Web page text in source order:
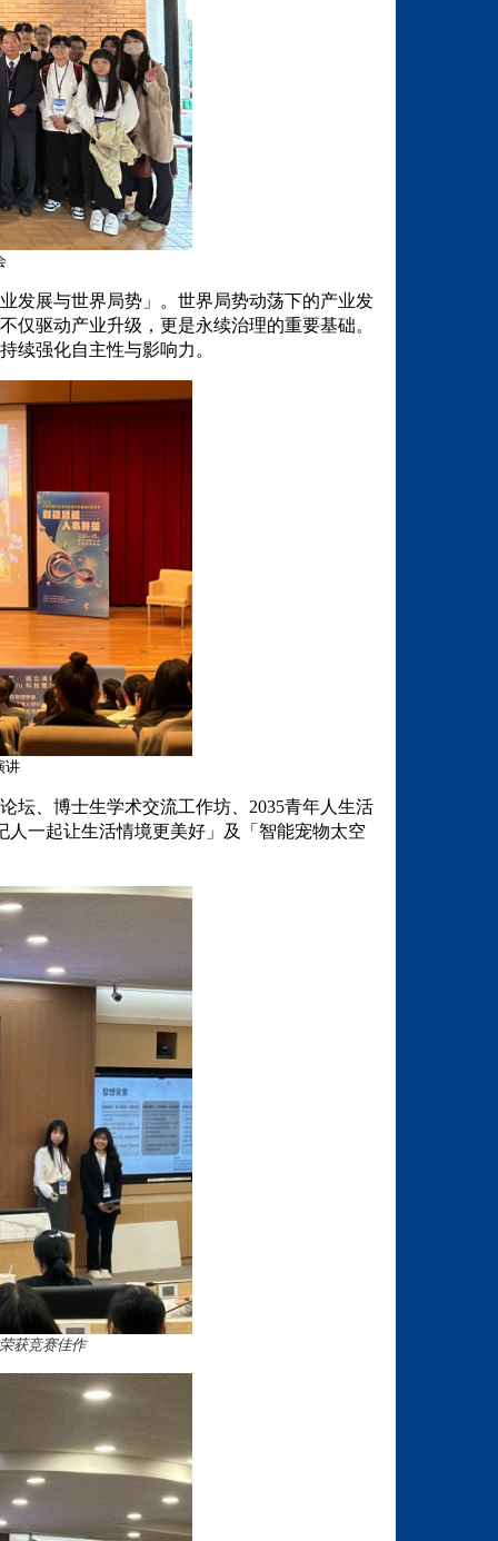
发展与世界局势」。世界局势动荡下的产业发
仅驱动产业升级，更是永续治理的重要基础。
续强化自主性与影响力。
讲
坛、博士生学术交流工作坊、2035青年人生活
一起让生活情境更美好」及「智能宠物太空
获竞赛佳作